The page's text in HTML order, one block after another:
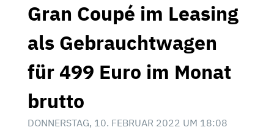
Gran Coupé im Leasing
als Gebrauchtwagen
für 499 Euro im Monat
brutto
DONNERSTAG, 10. FEBRUAR 2022 UM 18:08